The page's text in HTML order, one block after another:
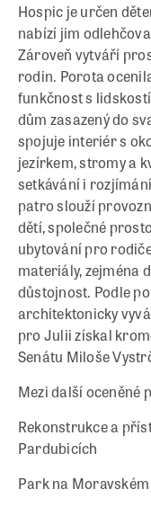
Hospic je určen
nabízí jim
Zároveň vytváří
rodin. Porota
funkčnost s
dům zasazený do
spojuje interiér s
jezírkem, stromy a
setkávání i
patro slouží
dětí, společné
ubytování pro
materiály, zejména
důstojnost. Podle
architektonicky
pro Julii získal
Senátu Miloše
Mezi další oceněné
Rekonstrukce a
Pardubicích
Park na